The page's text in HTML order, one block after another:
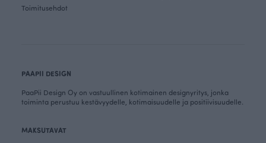
Toimitusehdot
PAAPII DESIGN
PaaPii Design Oy on vastuullinen kotimainen designyritys, jonka
toiminta perustuu kestävyydelle, kotimaisuudelle ja positiivisuudelle.
MAKSUTAVAT